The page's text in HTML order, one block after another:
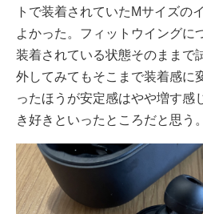
トで装着されていたMサイズの
よかった。フィットウイングに
装着されている状態そのままで
外してみてもそこまで装着感に
ったほうが安定感はやや増す感
き好きといったところだと思う。